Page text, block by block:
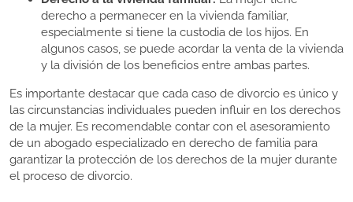
derecho a permanecer en la vivienda familiar,
especialmente si tiene la custodia de los hijos. En
algunos casos, se puede acordar la venta de la vivienda
y la división de los beneficios entre ambas partes.
Es importante destacar que cada caso de divorcio es único y
las circunstancias individuales pueden influir en los derechos
de la mujer. Es recomendable contar con el asesoramiento
de un abogado especializado en derecho de familia para
garantizar la protección de los derechos de la mujer durante
el proceso de divorcio.